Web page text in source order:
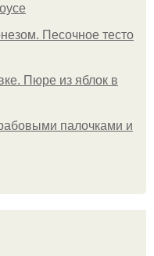
Песочное тесто
Пюре из яблок в
палочками и